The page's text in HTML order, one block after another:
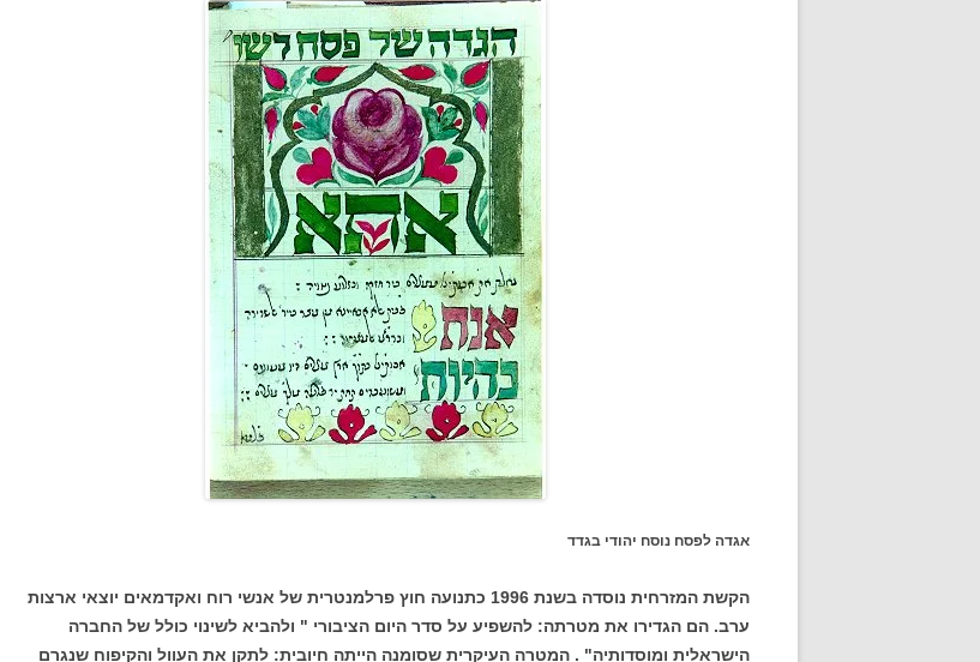
אגדה לפסח נוסח יהודי בגדד
הקשת המזרחית נוסדה בשנת 1996 כתנועה חוץ פרלמנטרית של אנשי רוח ואקדמאים יוצאי ארצות
ערב. הם הגדירו את מטרתה: להשפיע על סדר היום הציבורי " ולהביא לשינוי כולל של החברה
הישראלית ומוסדותיה" . המטרה העיקרית שסומנה הייתה חיובית: לתקן את העוול והקיפוח שנגרם